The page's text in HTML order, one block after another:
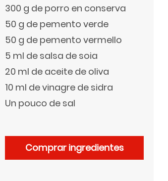
300 g de porro en conserva
50 g de pemento verde
50 g de pemento vermello
5 ml de salsa de soia
20 ml de aceite de oliva
10 ml de vinagre de sidra
Un pouco de sal
Comprar ingredientes